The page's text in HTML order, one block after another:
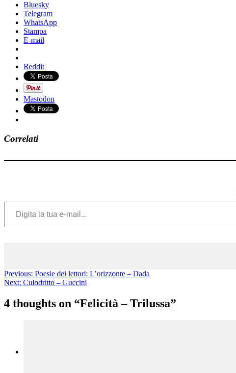
Bluesky
Telegram
WhatsApp
Stampa
E-mail
Reddit
Mastodon
Correlati
Digita la tua e-mail...
Previous: Poesie dei lettori: L’orizzonte – Dada
Next: Culodritto – Guccini
4 thoughts on “Felicità – Trilussa”